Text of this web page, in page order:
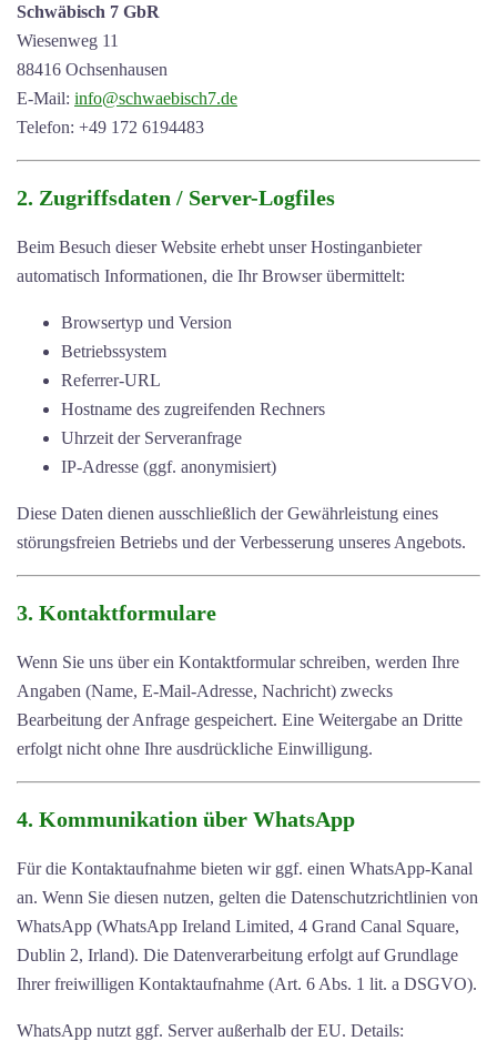
Schwäbisch 7 GbR
Wiesenweg 11
88416 Ochsenhausen
E-Mail: info@schwaebisch7.de
Telefon: +49 172 6194483
2. Zugriffsdaten / Server-Logfiles
Beim Besuch dieser Website erhebt unser Hostinganbieter
automatisch Informationen, die Ihr Browser übermittelt:
Browsertyp und Version
Betriebssystem
Referrer-URL
Hostname des zugreifenden Rechners
Uhrzeit der Serveranfrage
IP-Adresse (ggf. anonymisiert)
Diese Daten dienen ausschließlich der Gewährleistung eines
störungsfreien Betriebs und der Verbesserung unseres Angebots.
3. Kontaktformulare
Wenn Sie uns über ein Kontaktformular schreiben, werden Ihre
Angaben (Name, E-Mail-Adresse, Nachricht) zwecks
Bearbeitung der Anfrage gespeichert. Eine Weitergabe an Dritte
erfolgt nicht ohne Ihre ausdrückliche Einwilligung.
4. Kommunikation über WhatsApp
Für die Kontaktaufnahme bieten wir ggf. einen WhatsApp-Kanal
an. Wenn Sie diesen nutzen, gelten die Datenschutzrichtlinien von
WhatsApp (WhatsApp Ireland Limited, 4 Grand Canal Square,
Dublin 2, Irland). Die Datenverarbeitung erfolgt auf Grundlage
Ihrer freiwilligen Kontaktaufnahme (Art. 6 Abs. 1 lit. a DSGVO).
WhatsApp nutzt ggf. Server außerhalb der EU. Details: